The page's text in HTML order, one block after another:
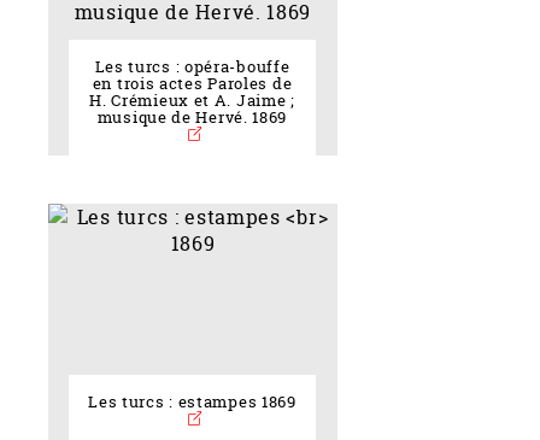
Les turcs : opéra-bouffe
en trois actes Paroles de
H. Crémieux et A. Jaime ;
musique de Hervé. 1869
Les turcs : estampes 1869